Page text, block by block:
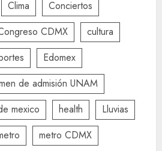
Clima
Conciertos
CDMX
cultura
Edomex
de admisión UNAM
mexico health
Lluvias
metro CDMX